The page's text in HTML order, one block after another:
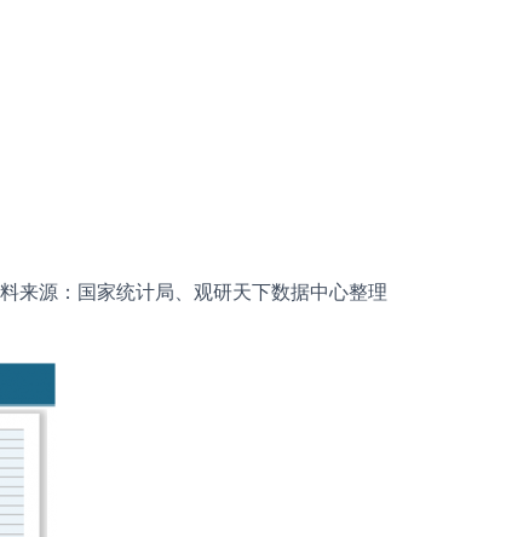
来源：国家统计局、观研天下数据中心整理